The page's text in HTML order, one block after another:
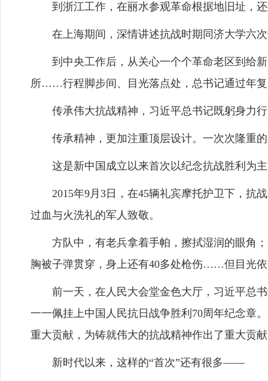
到浙江工作，在丽水参观革命根据地旧址，还
在上海期间，深情讲述抗战时期同济大学六
到中央工作后，从关心一个个革命老区到给新
所……行程脚步间、目光落点处，总书记通过年
传承伟大抗战精神，习近平总书记既躬身力行
传承精神，更加注重顶层设计。一次次隆重的
这是新中国成立以来首次以纪念抗战胜利为
2015年9月3日，在45辆礼宾摩托护卫下，抗战
过血与火洗礼的军人致敬。
方队中，有老兵拿着手帕，擦拭湿润的眼角；
胸被子弹贯穿，身上还有40多处枪伤……但目光
前一天，在人民大会堂金色大厅，习近平总书
一一佩挂上中国人民抗日战争胜利70周年纪念章
重大贡献，为铸就伟大的抗战精神作出了重大贡
新时代以来，这样的“首次”还有很多——